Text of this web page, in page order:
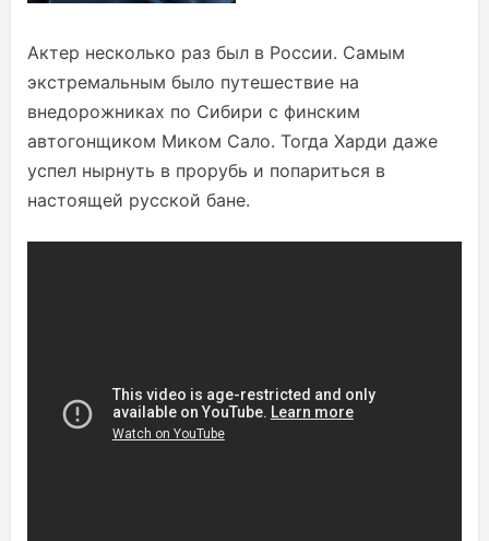
Актер несколько раз был в России. Самым
экстремальным было путешествие на
внедорожниках по Сибири с финским
автогонщиком Миком Сало. Тогда Харди даже
успел нырнуть в прорубь и попариться в
настоящей русской бане.